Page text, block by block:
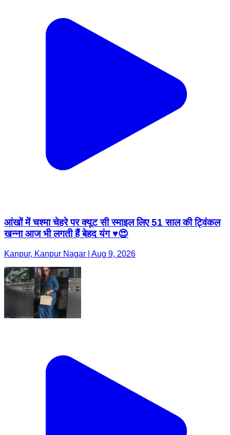
आंखों में चश्मा चेहरे पर क्यूट सी स्माइल लिए 51 साल की ट्विंकल
खन्ना आज भी लगती हैं बेहद यंग ♥️😍
Kanpur, Kanpur Nagar | Aug 9, 2026